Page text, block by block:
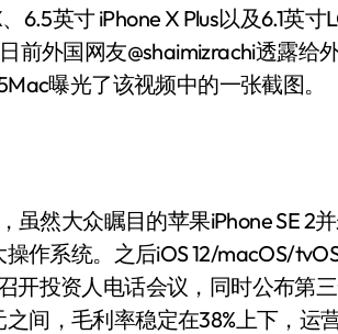
6.5英寸 iPhone X Plus以及6.1英
前外国网友@shaimizrachi透露给
曝光了该视频中的一张截图。
然大众瞩目的苹果iPhone SE 2
作系统。之后iOS 12/macOS/
开投资人电话会议，同时公布第
间，毛利率稳定在38%上下，运